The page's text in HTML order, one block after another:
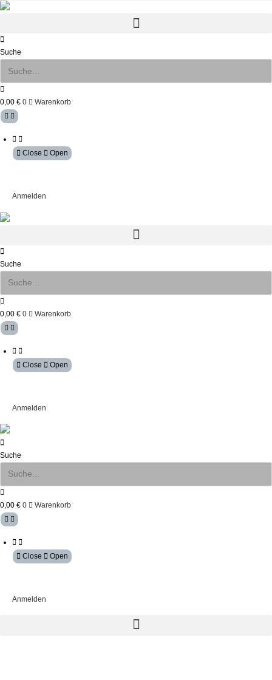
Zum
springen
Suche
0,00 € 0 Warenkorb
Close Open
Anmelden
Suche
0,00 € 0 Warenkorb
Close Open
Anmelden
Suche
0,00 € 0 Warenkorb
Close Open
Anmelden